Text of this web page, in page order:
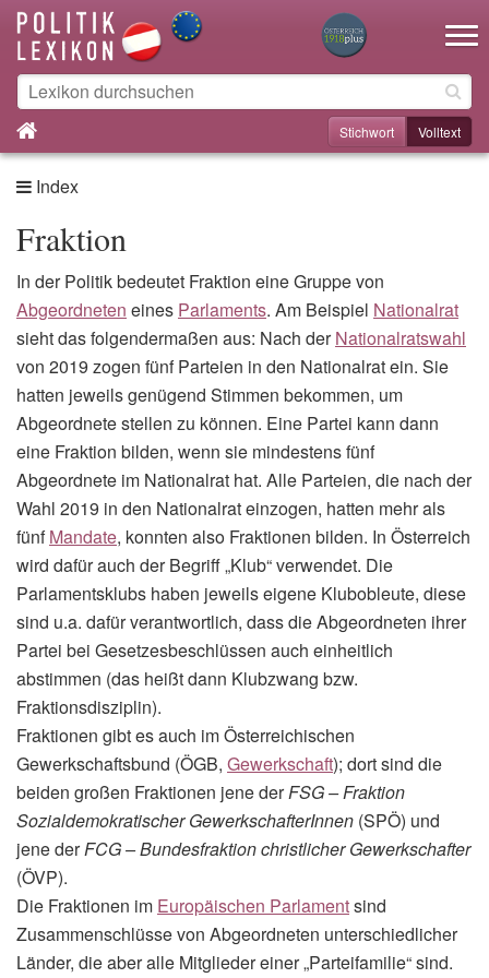
Stichwort Volltext
Index
Fraktion
In der Politik bedeutet Fraktion eine Gruppe von
Abgeordneten eines Parlaments. Am Beispiel Nationalrat
sieht das folgendermaßen aus: Nach derNationalratswahl
von 2019 zogen fünf Parteien in den Nationalrat ein. Sie
hatten jeweils genügend Stimmen bekommen, um
Abgeordnete stellen zu können. Eine Partei kann dann
eine Fraktion bilden, wenn sie mindestens fünf
Abgeordnete im Nationalrat hat. Alle Parteien, die nach der
Wahl 2019 in den Nationalrat einzogen, hatten mehr als
fünfMandate, konnten also Fraktionen bilden. In Österreich
wird dafür auch der Begriff „Klub“ verwendet. Die
Parlamentsklubs haben jeweils eigene Klubobleute, diese
sind u.a. dafür verantwortlich, dass die Abgeordneten ihrer
Partei bei Gesetzesbeschlüssen auch einheitlich
abstimmen (das heißt dann Klubzwang bzw.
Fraktionsdisziplin).
Fraktionen gibt es auch im Österreichischen
Gewerkschaftsbund (ÖGB, Gewerkschaft); dort sind die
beiden großen Fraktionen jene derFSG – Fraktion
Sozialdemokratischer GewerkschafterInnen (SPÖ) und
jene derFCG – Bundesfraktion christlicher Gewerkschafter
(ÖVP).
Die Fraktionen im Europäischen Parlamentsind
Zusammenschlüsse von Abgeordneten unterschiedlicher
Länder, die aber alle Mitglieder einer „Parteifamilie“ sind.